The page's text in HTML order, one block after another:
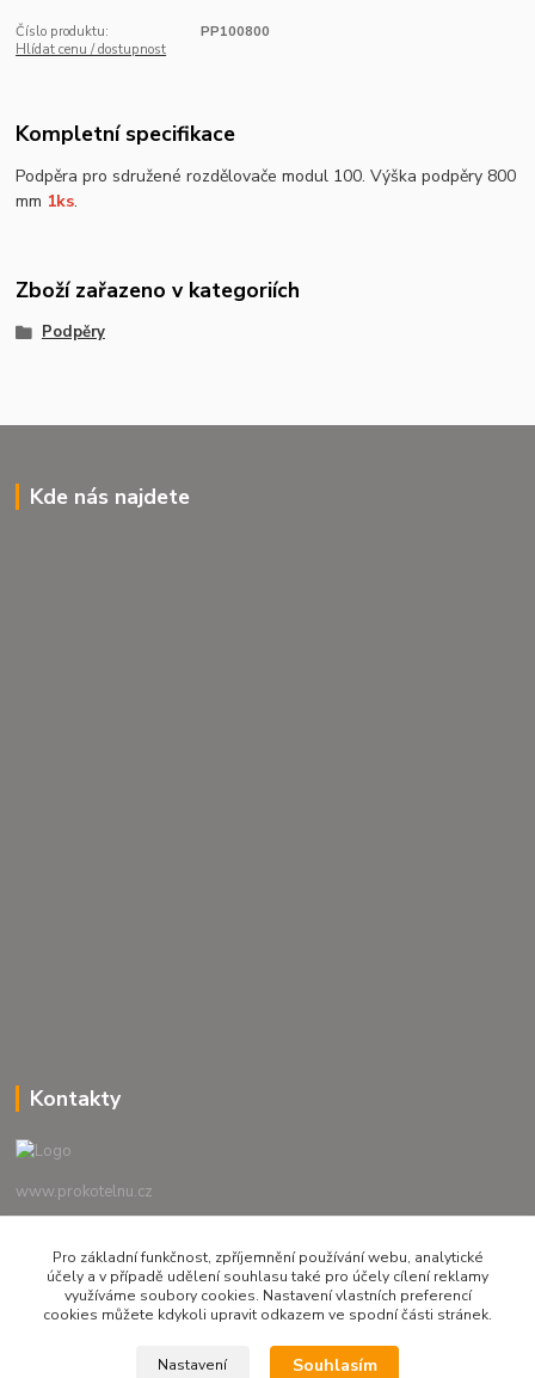
Číslo produktu:
PP100800
Hlídat cenu / dostupnost
Kompletní specifikace
Podpěra pro sdružené rozdělovače modul 100. Výška podpěry 800
mm 1ks.
Zboží zařazeno v kategoriích
Podpěry
Kde nás najdete
Kontakty
www.prokotelnu.cz
+420 723 010 011
Po-Pá 7-16 hod.
prokotelnu@seznam.cz
Pro základní funkčnost, zpříjemnění používání webu, analytické
účely a v případě udělení souhlasu také pro účely cílení reklamy
využíváme soubory cookies. Nastavení vlastních preferencí
cookies můžete kdykoli upravit odkazem ve spodní části stránek.
Nastavení Souhlasím